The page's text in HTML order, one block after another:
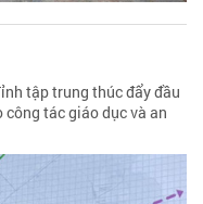
tập trung thúc đẩy đầu
tác giáo dục và an